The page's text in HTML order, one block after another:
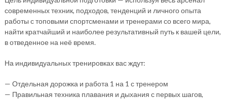
современных техник, подходов, тенденций и личного опыта
работы с топовыми спортсменами и тренерами со всего мира,
найти кратчайший и наиболее результативный путь к вашей цели,
в отведенное на неё время.
На индивидуальных тренировках вас ждут:
— Отдельная дорожка и работа 1 на 1 с тренером
— Правильная техника плавания и дыхания с первых шагов,